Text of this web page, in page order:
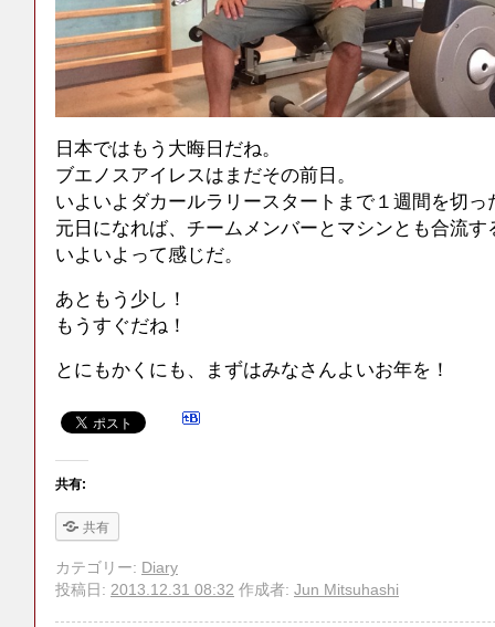
日本ではもう大晦日だね。
ブエノスアイレスはまだその前日。
いよいよダカールラリースタートまで１週間を切っ
元日になれば、チームメンバーとマシンとも合流す
いよいよって感じだ。
あともう少し！
もうすぐだね！
とにもかくにも、まずはみなさんよいお年を！
共有:
共有
カテゴリー: Diary
投稿日: 2013.12.31 08:32 作成者: Jun Mitsuhashi